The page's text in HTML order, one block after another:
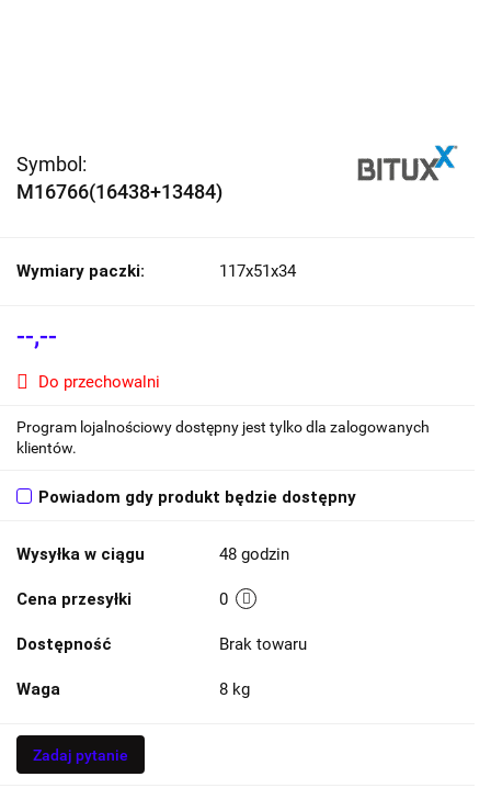
Symbol:
M16766(16438+13484)
Wymiary paczki: 117x51x34
--,--
Do przechowalni
Program lojalnościowy dostępny jest tylko dla zalogowanych
klientów.
Powiadom gdy produkt będzie dostępny
Wysyłka w ciągu 48 godzin
Cena przesyłki 0
Dostępność Brak towaru
Waga 8 kg
Zadaj pytanie